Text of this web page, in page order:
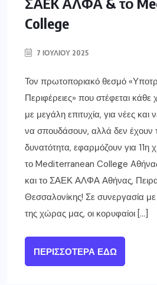
College
7 ΙΟΥΛΊΟΥ 2025
Τον πρωτοποριακό θεσμό
Περιφέρειες» που στέφεται
με μεγάλη επιτυχία, για νέες και
να σπουδάσουν, αλλά δεν έχουν
δυνατότητα, εφαρμόζουν για 11η
το Mediterranean College
και το ΣΑΕΚ ΑΛΦΑ Αθήνας,
Θεσσαλονίκης! Σε συνεργασία με
της χώρας μας, οι κορυφαίοι […]
ΠΕΡΙΣΣΌΤΕΡΑ ΕΔΏ